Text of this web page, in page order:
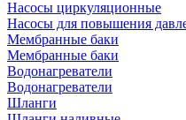
Насосы циркуляционные
Насосы для повышения
Мембранные баки
Мембранные баки
Водонагреватели
Водонагреватели
Шланги